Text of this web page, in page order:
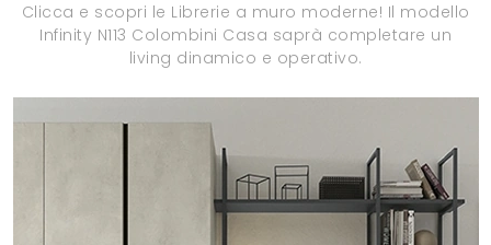
Clicca e scopri le Librerie a muro moderne! Il modello
Infinity N113 Colombini Casa saprà completare un
living dinamico e operativo.